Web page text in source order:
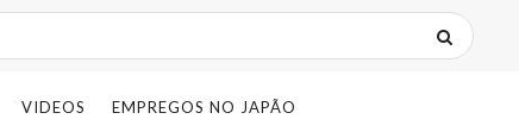
VIDEOS EMPREGOS NO JAPÃO